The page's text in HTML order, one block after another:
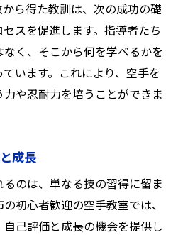
ら得た教訓は、次の成功の礎
スを促進します。指導者たち
く、そこから何を学べるかを
います。これにより、空手を
や忍耐力を培うことができま
成長
のは、単なる技の習得に留ま
初心者歓迎の空手教室では、
己評価と成長の機会を提供し